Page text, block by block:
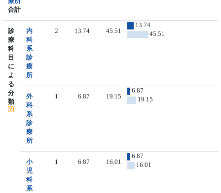
合計
診
療
科
目
に
よ
る
分
類
内
科
系
診
療
所
2 13.74 45.51
13.74
45.51
外
科
系
診
療
所
1 6.87 19.15
6.87
19.15
小
児
科
系
1 6.87 16.01
6.87
16.01